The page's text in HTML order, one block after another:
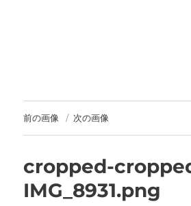
福岡｜天神/今泉/薬院
30代からの大人の本気
フィシャルサイト｜福
早朝7時から深夜24時
100％ハナヘナ｜湯シ
前の画像 次の画像
cropped-
IMG_8931.png